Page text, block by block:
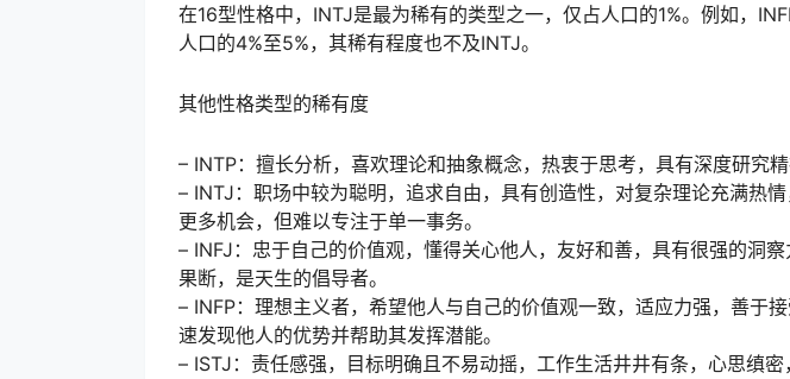
在16型性格中，INTJ是最为稀有的类型之一，仅占人口的1%。例如，
人口的4%至5%，其稀有程度也不及INTJ。
其他性格类型的稀有度
– INTP：擅长分析，喜欢理论和抽象概念，热衷于思考，具有深度研究精
– INTJ：职场中较为聪明，追求自由，具有创造性，对复杂理论充满热
更多机会，但难以专注于单一事务。
– INFJ：忠于自己的价值观，懂得关心他人，友好和善，具有很强的洞
果断，是天生的倡导者。
– INFP：理想主义者，希望他人与自己的价值观一致，适应力强，善于
速发现他人的优势并帮助其发挥潜能。
– ISTJ：责任感强，目标明确且不易动摇，工作生活井井有条，心思缜